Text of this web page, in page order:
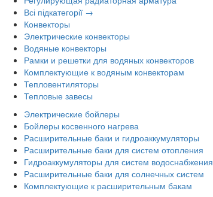
Всі підкатегорії →
Конвекторы
Электрические конвекторы
Водяные конвекторы
Рамки и решетки для водяных конвекторов
Комплектующие к водяным конвекторам
Тепловентиляторы
Тепловые завесы
Электрические бойлеры
Бойлеры косвенного нагрева
Расширительные баки и гидроаккумуляторы
Расширительные баки для систем отопления
Гидроаккумуляторы для систем водоснабжения
Расширительные баки для солнечных систем
Комплектующие к расширительным бакам